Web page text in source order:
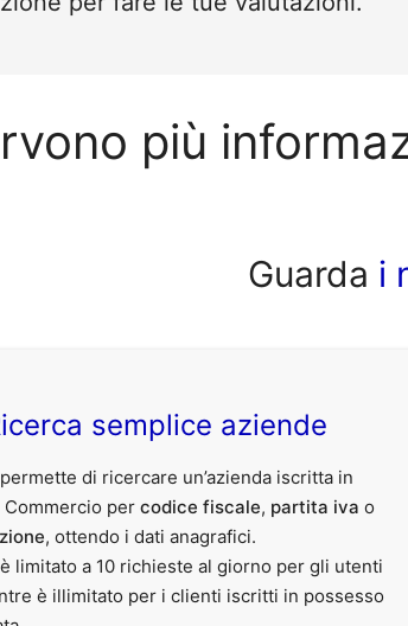
più
Guarda i
semplice aziende
di ricercare un’azienda iscritta in
Commercio percodice fiscale, partita iva o
, ottendo i dati anagrafici.
limitato a 10 richieste al giorno per gli utenti
è illimitato per i clienti iscritti in possesso